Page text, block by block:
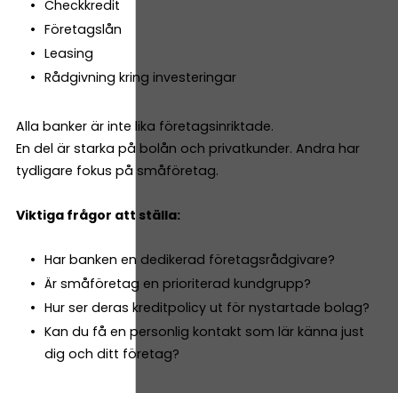
Checkkredit
Företagslån
Leasing
Rådgivning kring investeringar
Alla banker är inte lika företagsinriktade.
En del är starka på bolån och privatkunder. Andra har
tydligare fokus på småföretag.
Viktiga frågor att ställa:
Har banken en dedikerad företagsrådgivare?
Är småföretag en prioriterad kundgrupp?
Hur ser deras kreditpolicy ut för nystartade bolag?
Kan du få en personlig kontakt som lär känna just
dig och ditt företag?